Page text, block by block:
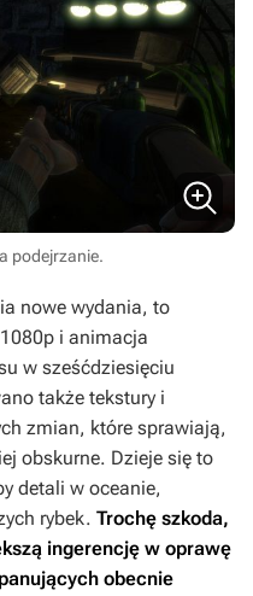
podejrzanie.
nowe wydania, to
i animacja
w sześćdziesięciu
także tekstury i
zmian, które sprawiają,
obskurne. Dzieje się to
detali w oceanie,
rybek. Trochę szkoda,
ingerencję w oprawę
obecnie